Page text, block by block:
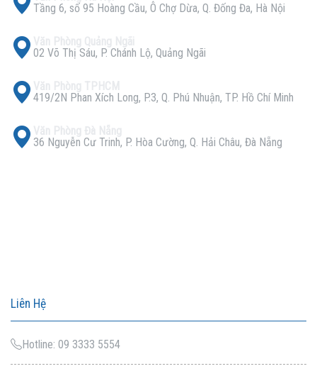
Tầng 6, số 95 Hoàng Cầu, Ô Chợ Dừa, Q. Đống Đa, Hà Nội
02 Võ Thị Sáu, P. Chánh Lộ, Quảng Ngãi
419/2N Phan Xích Long, P.3, Q. Phú Nhuận, TP. Hồ Chí Minh
36 Nguyễn Cư Trinh, P. Hòa Cường, Q. Hải Châu, Đà Nẵng
Liên Hệ
Hotline: 09 3333 5554